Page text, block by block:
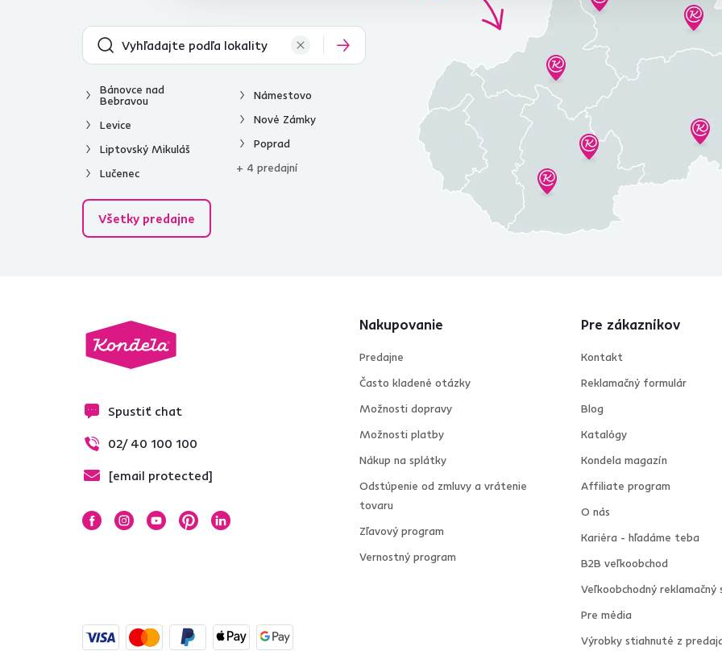
Bánovce nad
Bebravou
Levice
Liptovský Mikuláš
Lučenec
Námestovo
Nové Zámky
Poprad
+ 4 predajní
Všetky predajne
Spustiť chat
02/ 40 100 100
[email protected]
Nakupovanie
Predajne
Často kladené otázky
Možnosti dopravy
Možnosti platby
Nákup na splátky
Odstúpenie od zmluvy a vrátenie
tovaru
Zľavový program
Vernostný program
Pre zákazníkov
Kontakt
Reklamačný formulár
Blog
Katalógy
Kondela magazín
Affiliate program
O nás
Kariéra - hľadáme teba
B2B veľkoobchod
Veľkoobchodný reklamačný
Pre média
Výrobky stiahnuté z